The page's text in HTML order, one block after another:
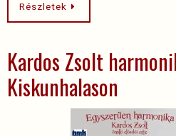
Részletek
Kardos Zsolt
Kiskunhalason